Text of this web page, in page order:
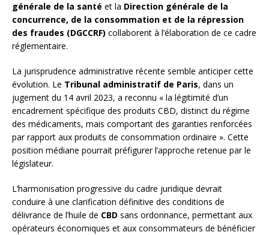
générale de la santé et la Direction générale de la
concurrence, de la consommation et de la répression
des fraudes (DGCCRF) collaborent à l’élaboration de ce cadre
réglementaire.
La jurisprudence administrative récente semble anticiper cette
évolution. Le Tribunal administratif de Paris, dans un
jugement du 14 avril 2023, a reconnu « la légitimité d’un
encadrement spécifique des produits CBD, distinct du régime
des médicaments, mais comportant des garanties renforcées
par rapport aux produits de consommation ordinaire ». Cette
position médiane pourrait préfigurer l’approche retenue par le
législateur.
L’harmonisation progressive du cadre juridique devrait
conduire à une clarification définitive des conditions de
délivrance de l’huile de CBD sans ordonnance, permettant aux
opérateurs économiques et aux consommateurs de bénéficier